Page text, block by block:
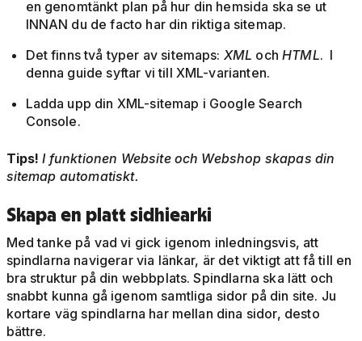
en genomtänkt plan på hur din hemsida ska se ut
INNAN du de facto har din riktiga sitemap.
Det finns två typer av sitemaps: XML ochHTML. I
denna guide syftar vi till XML-varianten.
Ladda upp din XML-sitemap i Google Search
Console.
Tips!I funktionen Website och Webshop skapas din
sitemap automatiskt.
Skapa en platt sidhiearki
Med tanke på vad vi gick igenom inledningsvis, att
spindlarna navigerar via länkar, är det viktigt att få till en
bra struktur på din webbplats. Spindlarna ska lätt och
snabbt kunna gå igenom samtliga sidor på din site. Ju
kortare väg spindlarna har mellan dina sidor, desto
bättre.